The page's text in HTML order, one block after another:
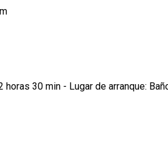
30 min - Lugar de arranque: